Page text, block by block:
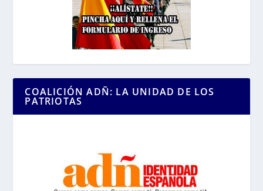
COALICIÓN ADÑ: LA UNIDAD DE LOS
PATRIOTAS